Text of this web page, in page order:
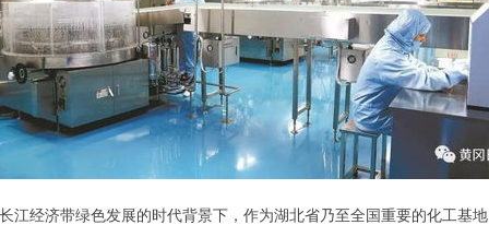
江经济带绿色发展的时代背景下，作为湖北省乃至全国重要的化工基